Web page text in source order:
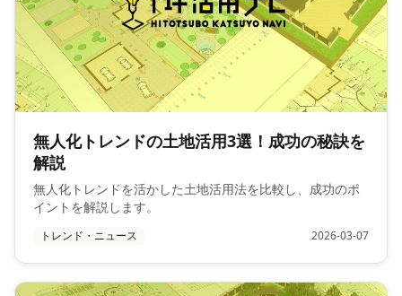
無人化トレンドの土地活用3選！成功の秘訣を
解説
無人化トレンドを活かした土地活用法を比較し、成功のポ
イントを解説します。
トレンド・ニュース 2026-03-07